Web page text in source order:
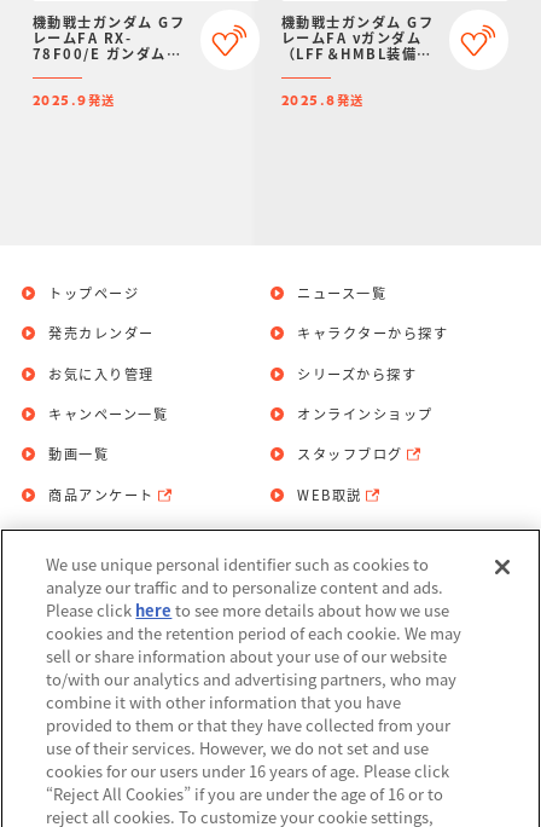
機動戦士ガンダム Gフ
レームFA RX-
78F00/E ガンダム
限定】
2025.9発送
機動戦士ガンダム Gフ
レームFA νガンダム
（LFF＆HMBL装備）
限定】
2025.8発送
トップページ
発売カレンダー
お気に入り管理
ニュース一覧
キャラクターから探す
シリーズから探す
キャンペーン一覧
動画一覧
商品アンケート
オンラインショップ
スタッフブログ
WEB取説
お問い合わせ 個人情報保護方針
利用規約
Do Not Sell or Share My Personal
Information
アレルギー情報
We use unique personal identifier such as cookies to
analyze our traffic and to personalize content and ads.
Please click here to see more details about how we use
cookies and the retention period of each cookie. We may
sell or share information about your use of our website
to/with our analytics and advertising partners, who may
combine it with other information that you have
provided to them or that they have collected from your
use of their services. However, we do not set and use
cookies for our users under 16 years of age. Please click
“Reject All Cookies” if you are under the age of 16 or to
reject all cookies. To customize your cookie settings,